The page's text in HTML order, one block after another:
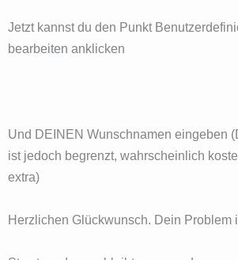
Jetzt kannst du den Punkt
bearbeiten anklicken
Und DEINEN Wunschnamen eingeben
ist jedoch begrenzt, wahrscheinlich
extra)
Herzlichen Glückwunsch. Dein Problem